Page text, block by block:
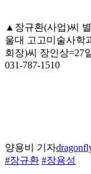
▲장규환(사업)씨
울대 고고미술사학
회장)씨 장인상=27
031-787-1510
양용비 기자
#장규환 #장용성